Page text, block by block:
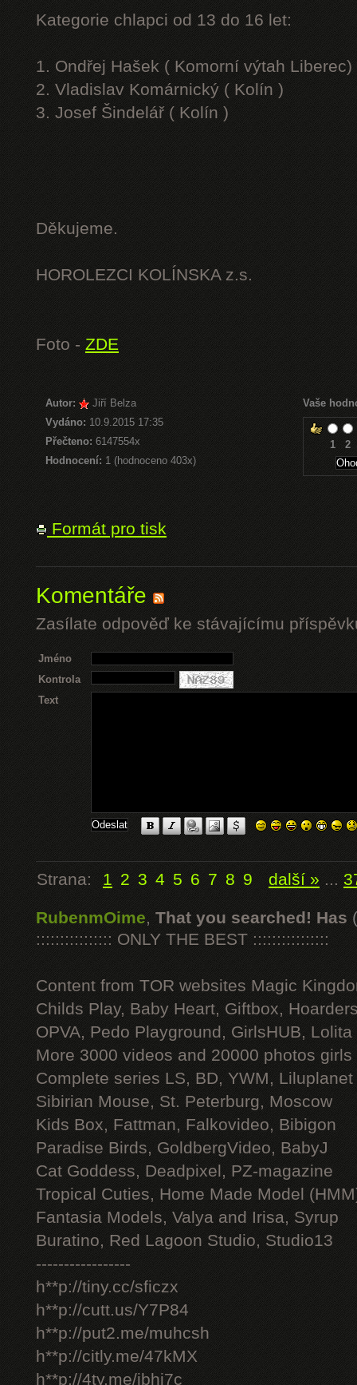
Kategorie chlapci od 13 do 16 let:
1. Ondřej Hašek ( Komorní výtah Liberec)
2. Vladislav Komárnický ( Kolín )
3. Josef Šindelář ( Kolín )
Děkujeme.
HOROLEZCI KOLÍNSKA z.s.
Foto - ZDE
Autor:
Jiří Belza
Vydáno: 10.9.2015 17:35
Přečteno:6147554x
Hodnocení: 1 (hodnoceno 403x)
Vaše
1 2
Formát pro tisk
Komentáře
Zasílate odpověď ke stávajícímu
Jméno
Kontrola
Text
Strana: 1 2 3 4 5 6 7 8 9 další » ...
RubenmOime, That you searched! Has
:::::::::::::::: ONLY THE BEST ::::::::::::::::
Content from TOR websites Magic
Childs Play, Baby Heart, Giftbox,
OPVA, Pedo Playground, GirlsHUB, Lolita
More 3000 videos and 20000 photos
Complete series LS, BD, YWM, Liluplanet
Sibirian Mouse, St. Peterburg, Moscow
Kids Box, Fattman, Falkovideo, Bibigon
Paradise Birds, GoldbergVideo, BabyJ
Cat Goddess, Deadpixel, PZ-magazine
Tropical Cuties, Home Made Model
Fantasia Models, Valya and Irisa, Syrup
Buratino, Red Lagoon Studio, Studio13
-----------------
h**p://tiny.cc/sficzx
h**p://cutt.us/Y7P84
h**p://put2.me/muhcsh
h**p://citly.me/47kMX
h**p://4ty.me/ibhi7c